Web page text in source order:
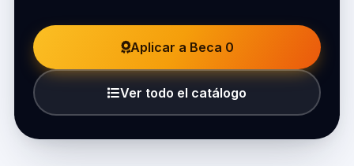
Aplicar a Beca 0
Ver todo el catálogo